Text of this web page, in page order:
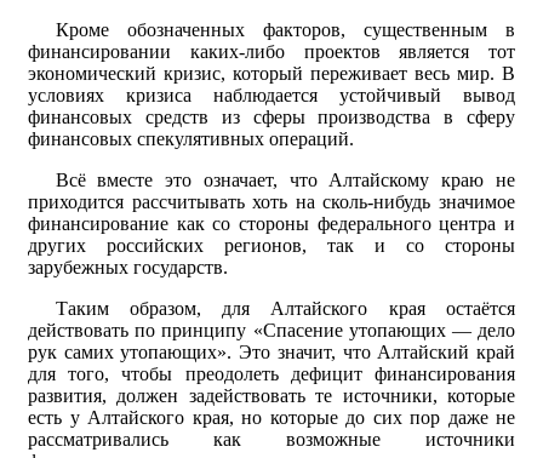
Кроме обозначенных факторов, существенным в
финансировании каких-либо проектов является тот
экономический кризис, который переживает весь мир. В
условиях кризиса наблюдается устойчивый вывод
финансовых средств из сферы производства в сферу
финансовых спекулятивных операций.
Всё вместе это означает, что Алтайскому краю не
приходится рассчитывать хоть на сколь-нибудь значимое
финансирование как со стороны федерального центра и
других российских регионов, так и со стороны
зарубежных государств.
Таким образом, для Алтайского края остаётся
действовать по принципу «Спасение утопающих — дело
рук самих утопающих». Это значит, что Алтайский край
для того, чтобы преодолеть дефицит финансирования
развития, должен задействовать те источники, которые
есть у Алтайского края, но которые до сих пор даже не
рассматривались как возможные источники